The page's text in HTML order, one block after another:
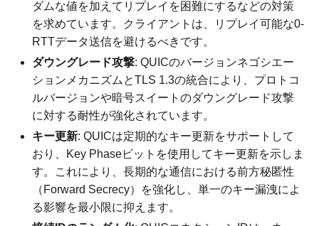
ダムな値を加えてリプレイを困難にするなどの対策
を求めています。クライアントは、リプレイ可能な0-
RTTデータ送信を避けるべきです。
ダウングレード攻撃: QUICのバージョンネゴシエー
ションメカニズムとTLS 1.3の統合により、プロトコ
ルバージョンや暗号スイートのダウングレード攻撃
に対する耐性が強化されています。
キー更新: QUICは定期的なキー更新をサポートして
おり、Key Phaseビットを使用してキー更新を示しま
す。これにより、長期的な通信における前方秘匿性
（Forward Secrecy）を強化し、単一のキー漏洩によ
る影響を最小限に抑えます。